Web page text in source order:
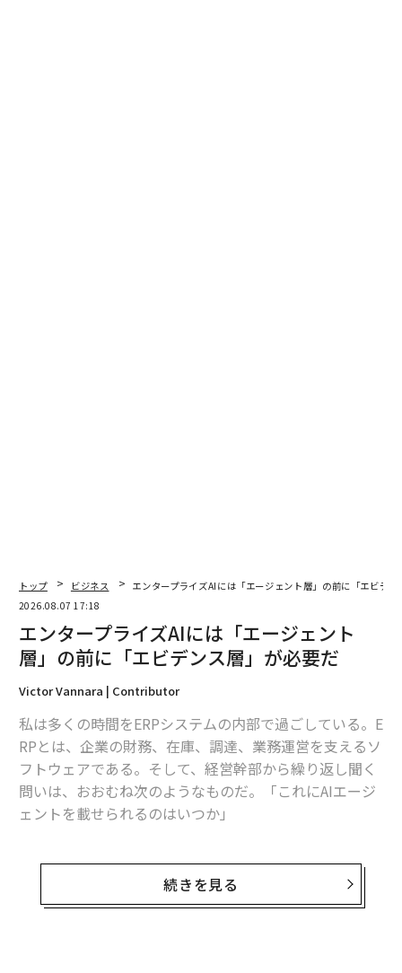
トップ ビジネス
エンタープライズAIには「エージェント層」の前に「エビデ
2026.08.07 17:18
エンタープライズAIには「エージェント
層」の前に「エビデンス層」が必要だ
Victor Vannara | Contributor
私は多くの時間をERPシステムの内部で過ごしている。E
RPとは、企業の財務、在庫、調達、業務運営を支えるソ
フトウェアである。そして、経営幹部から繰り返し聞く
問いは、おおむね次のようなものだ。「これにAIエージ
ェントを載せられるのはいつか」
エージェントが有用ではないからではない。有用であ
続きを見る